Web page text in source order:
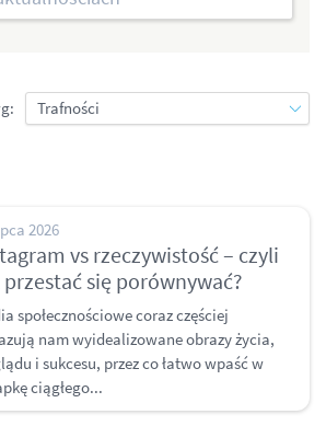
2026
vs rzeczywistość – czyli
się porównywać?
społecznościowe coraz częściej
nam wyidealizowane obrazy życia,
i sukcesu, przez co łatwo wpaść w
ciągłego...